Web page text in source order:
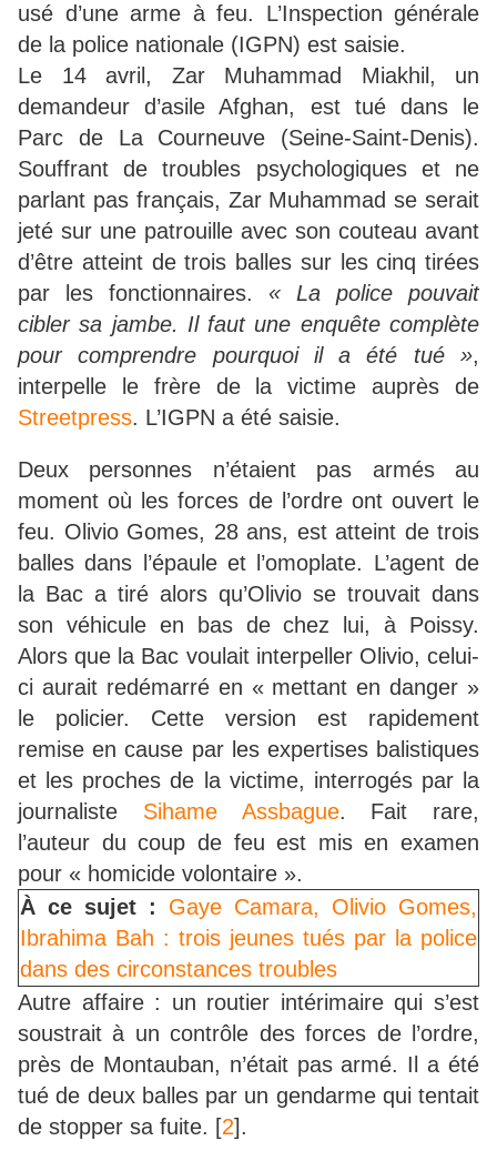
usé d’une arme à feu. L’Inspection générale
de la police nationale (IGPN) est saisie.
Le 14 avril, Zar Muhammad Miakhil, un
demandeur d’asile Afghan, est tué dans le
Parc de La Courneuve (Seine-Saint-Denis).
Souffrant de troubles psychologiques et ne
parlant pas français, Zar Muhammad se serait
jeté sur une patrouille avec son couteau avant
d’être atteint de trois balles sur les cinq tirées
par les fonctionnaires. « La police pouvait
cibler sa jambe. Il faut une enquête complète
pour comprendre pourquoi il a été tué »,
interpelle le frère de la victime auprès de
Streetpress. L’IGPN a été saisie.
Deux personnes n’étaient pas armés au
moment où les forces de l’ordre ont ouvert le
feu. Olivio Gomes, 28 ans, est atteint de trois
balles dans l’épaule et l’omoplate. L’agent de
la Bac a tiré alors qu’Olivio se trouvait dans
son véhicule en bas de chez lui, à Poissy.
Alors que la Bac voulait interpeller Olivio, celui-
ci aurait redémarré en « mettant en danger »
le policier. Cette version est rapidement
remise en cause par les expertises balistiques
et les proches de la victime, interrogés par la
journaliste Sihame Assbague. Fait rare,
l’auteur du coup de feu est mis en examen
pour « homicide volontaire ».
À ce sujet :
Gaye Camara, Olivio Gomes,
Ibrahima Bah : trois jeunes tués par la police
dans des circonstances troubles
Autre affaire : un routier intérimaire qui s’est
soustrait à un contrôle des forces de l’ordre,
près de Montauban, n’était pas armé. Il a été
tué de deux balles par un gendarme qui tentait
de stopper sa fuite. [2].